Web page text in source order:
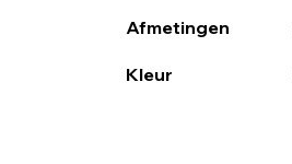
Afmetingen
Kleur